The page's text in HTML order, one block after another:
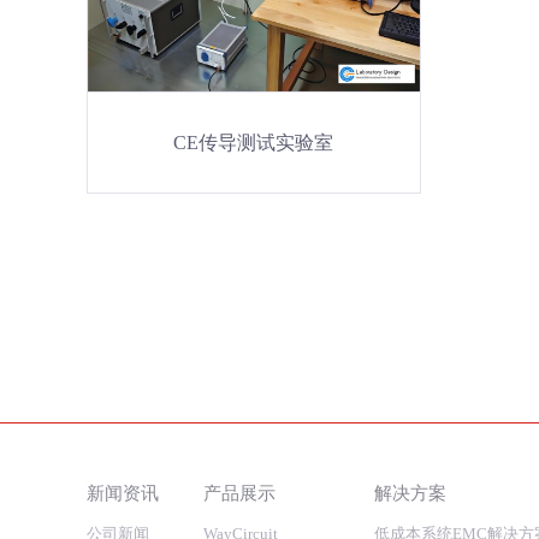
CE传导测试实验室
新闻资讯
公司新闻
产品展示
WayCircuit
解决方案
低成本系统EMC解决方